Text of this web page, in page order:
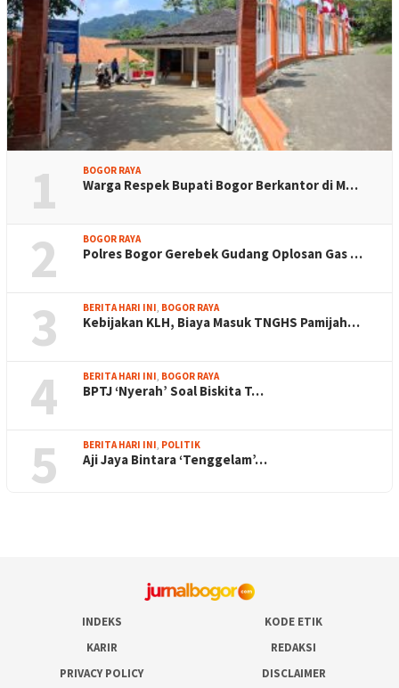
1 BOGOR RAYA
Warga Respek Bupati Bogor Berkantor di M…
2 BOGOR RAYA
Polres Bogor Gerebek Gudang Oplosan Gas …
3 BERITA HARI INI, BOGOR RAYA
Kebijakan KLH, Biaya Masuk TNGHS Pamijah…
4 BERITA HARI INI, BOGOR RAYA
BPTJ ‘Nyerah’ Soal Biskita T…
5 BERITA HARI INI, POLITIK
Aji Jaya Bintara ‘Tenggelam’…
INDEKS
KODE ETIK
KARIR
REDAKSI
PRIVACY POLICY
DISCLAIMER